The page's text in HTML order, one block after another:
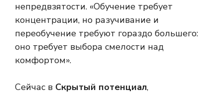
непредвзятости. «Обучение требует
концентрации, но разучивание и
переобучение требуют гораздо большего:
оно требует выбора смелости над
комфортом».
Сейчас в Скрытый потенциал,